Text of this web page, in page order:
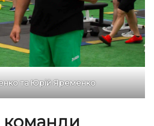
та Юрій Яременко